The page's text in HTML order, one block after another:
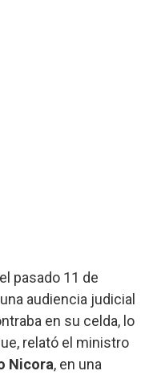
pasado 11 de
audiencia judicial
en su celda, lo
relató el ministro
Nicora, en una